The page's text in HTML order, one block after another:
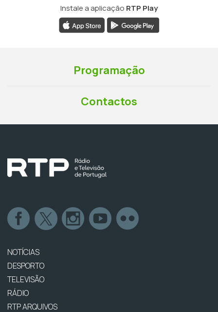
Instale a aplicação RTP Play
Programação
Contactos
NOTÍCIAS
DESPORTO
TELEVISÃO
RÁDIO
RTP ARQUIVOS